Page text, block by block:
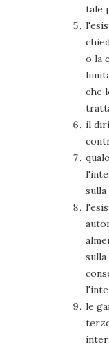
tale
o la
che
il
le